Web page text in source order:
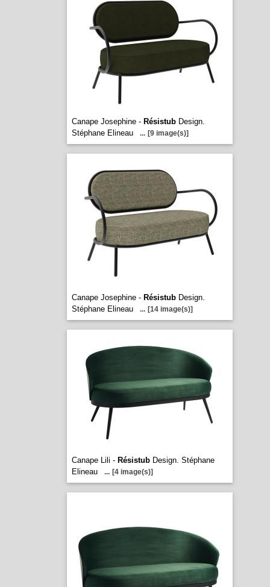
Canape Josephine - RésistubDesign.
Stéphane Elineau
... [9 image(s)]
Canape Josephine - RésistubDesign.
Stéphane Elineau
... [14 image(s)]
Canape Lili - RésistubDesign. Stéphane
Elineau
... [4 image(s)]